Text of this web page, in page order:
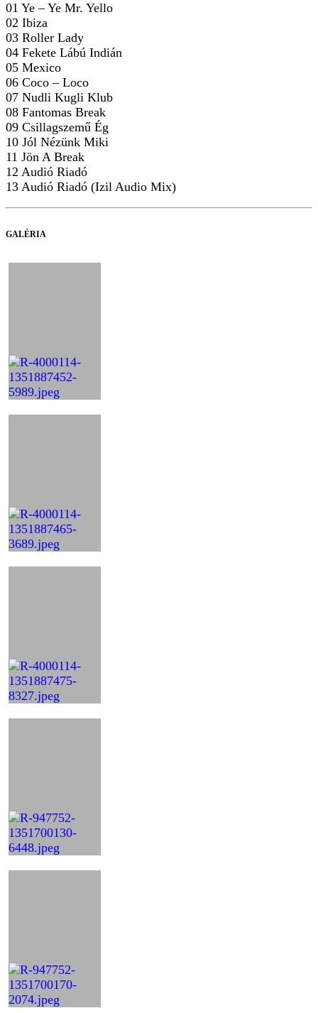
01 Ye – Ye Mr. Yello
02 Ibiza
03 Roller Lady
04 Fekete Lábú Indián
05 Mexico
06 Coco – Loco
07 Nudli Kugli Klub
08 Fantomas Break
09 Csillagszemű Ég
10 Jól Nézünk Miki
11 Jön A Break
12 Audió Riadó
13 Audió Riadó (Izil Audio Mix)
GALÉRIA